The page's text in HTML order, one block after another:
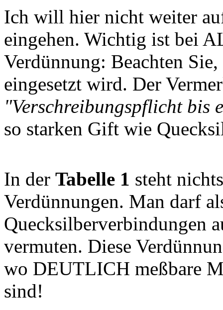
Ich will hier nicht weiter
eingehen. Wichtig ist bei
Verdünnung: Beachten
eingesetzt wird. Der
"Verschreibungspflicht bis
so starken Gift wie
In der Tabelle 1 steht
Verdünnungen. Man darf
Quecksilberverbindungen
vermuten. Diese
wo DEUTLICH meßbare
sind!